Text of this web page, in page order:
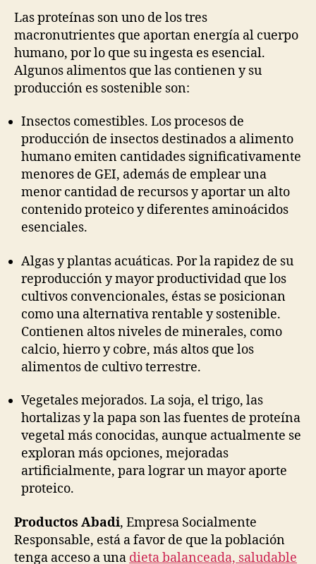
publicación
publicación
Las proteínas son uno de los tres
macronutrientes que aportan energía al cuerpo
humano, por lo que su ingesta es esencial.
Algunos alimentos que las contienen y su
producción es sostenible son:
Insectos comestibles. Los procesos de
producción de insectos destinados a alimento
humano emiten cantidades significativamente
menores de GEI, además de emplear una
menor cantidad de recursos y aportar un alto
contenido proteico y diferentes aminoácidos
esenciales.
Algas y plantas acuáticas. Por la rapidez de su
reproducción y mayor productividad que los
cultivos convencionales, éstas se posicionan
como una alternativa rentable y sostenible.
Contienen altos niveles de minerales, como
calcio, hierro y cobre, más altos que los
alimentos de cultivo terrestre.
Vegetales mejorados. La soja, el trigo, las
hortalizas y la papa son las fuentes de proteína
vegetal más conocidas, aunque actualmente se
exploran más opciones, mejoradas
artificialmente, para lograr un mayor aporte
proteico.
Productos Abadi, Empresa Socialmente
Responsable, está a favor de que la población
tenga acceso a una dieta balanceada, saludable